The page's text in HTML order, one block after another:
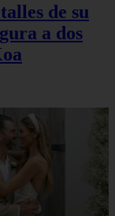
de su
a dos